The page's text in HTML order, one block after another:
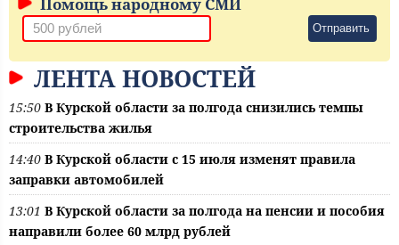
Помощь народному СМИ
Отправить
ЛЕНТА НОВОСТЕЙ
15:50 В Курской области за полгода снизились темпы
строительства жилья
14:40 В Курской области с 15 июля изменят правила
заправки автомобилей
13:01 В Курской области за полгода на пенсии и пособия
направили более 60 млрд рублей